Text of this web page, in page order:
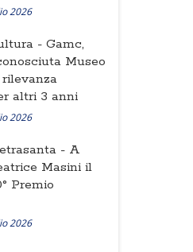
2026
- Gamc,
Museo
altri 3 anni
2026
- A
Masini il
Premio
2026